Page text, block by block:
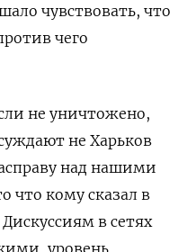
чувствовать, что
чего
не уничтожено,
не Харьков
над нашими
что кому сказал в
в сетях
уровень